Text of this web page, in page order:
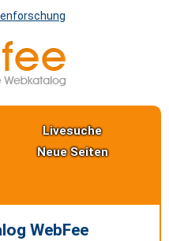
Livesuche
Neue Seiten
WebFee